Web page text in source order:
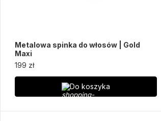
Metalowa spinka do włosów | Gold
Maxi
199 zł
Do koszyka